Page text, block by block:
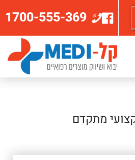
1700-555-369